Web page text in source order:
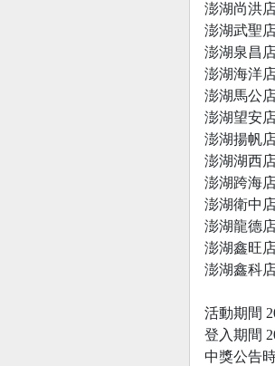
澎湖尚洪
澎湖武聖
澎湖泉昌
澎湖海洋
澎湖馬公
澎湖望安
澎湖揚帆
澎湖湖西
澎湖跨海
澎湖衛中
澎湖龍德
澎湖鑫旺
澎湖鑫科
活動期間
登入期間
中獎公告